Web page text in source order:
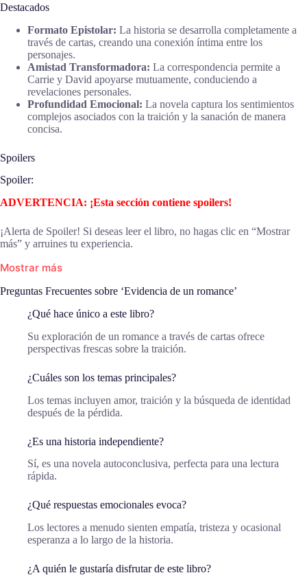
Destacados
Formato Epistolar: La historia se desarrolla completamente a
través de cartas, creando una conexión íntima entre los
personajes.
Amistad Transformadora: La correspondencia permite a
Carrie y David apoyarse mutuamente, conduciendo a
revelaciones personales.
Profundidad Emocional: La novela captura los sentimientos
complejos asociados con la traición y la sanación de manera
concisa.
Spoilers
Spoiler:
ADVERTENCIA: ¡Esta sección contiene spoilers!
¡Alerta de Spoiler! Si deseas leer el libro, no hagas clic en “Mostrar
más” y arruines tu experiencia.
Mostrar más
Preguntas Frecuentes sobre ‘Evidencia de un romance’
¿Qué hace único a este libro?
Su exploración de un romance a través de cartas ofrece
perspectivas frescas sobre la traición.
¿Cuáles son los temas principales?
Los temas incluyen amor, traición y la búsqueda de identidad
después de la pérdida.
¿Es una historia independiente?
Sí, es una novela autoconclusiva, perfecta para una lectura
rápida.
¿Qué respuestas emocionales evoca?
Los lectores a menudo sienten empatía, tristeza y ocasional
esperanza a lo largo de la historia.
¿A quién le gustaría disfrutar de este libro?